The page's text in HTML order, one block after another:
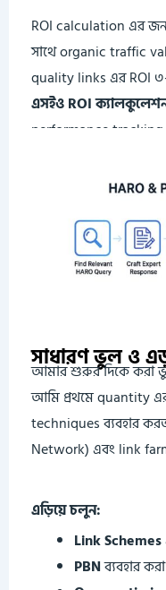
ROI calculation এর
সাথে organic traffic
quality links এর ROI
এসইও ROI
performance tracking
সাধারণ ভুল ও
আমার শুরুর দিকে করা
আমি প্রথমে quantity
techniques ব্যবহার
Network) এবং link
এড়িয়ে চলুন:
Link Schemes
PBNব্যবহার